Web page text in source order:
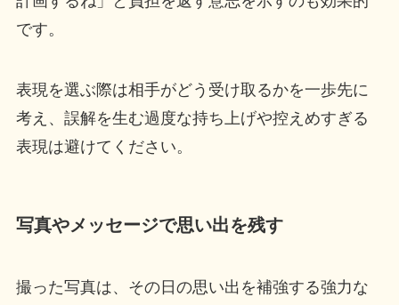
です。
表現を選ぶ際は相手がどう受け取るかを一歩先に
考え、誤解を生む過度な持ち上げや控えめすぎる
表現は避けてください。
写真やメッセージで思い出を残す
撮った写真は、その日の思い出を補強する強力な